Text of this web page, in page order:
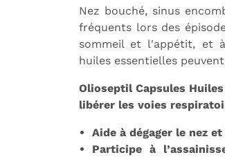
Expédition sous 24hNez bouché, sinus
fréquents lors des
sommeil et l'appétit, et
huiles essentielles
Olioseptil Capsules
libérer les voies
Aide à dégager le nez
Participe à